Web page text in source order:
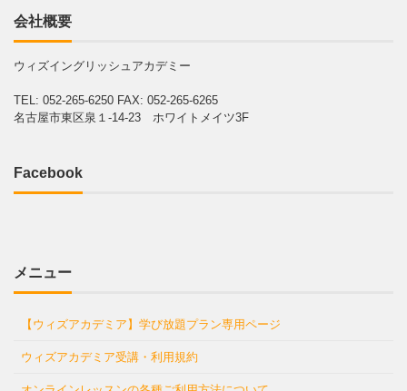
会社概要
ウィズイングリッシュアカデミー
TEL: 052-265-6250 FAX: 052-265-6265
名古屋市東区泉１-14-23 ホワイトメイツ3F
Facebook
メニュー
【ウィズアカデミア】学び放題プラン専用ページ
ウィズアカデミア受講・利用規約